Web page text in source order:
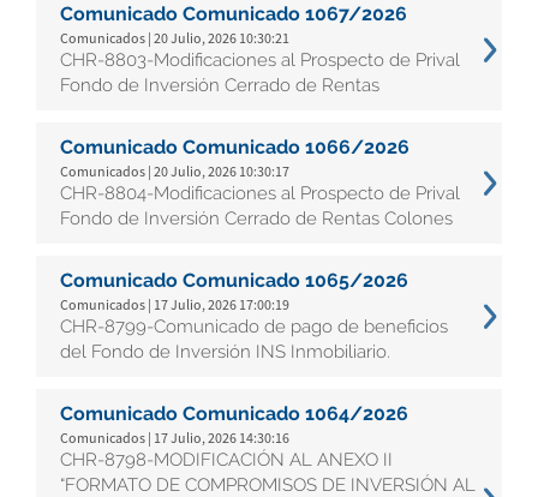
Comunicado Comunicado 1067/2026
Comunicados | 20 Julio, 2026 10:30:21
CHR-8803-Modificaciones al Prospecto de Prival
Fondo de Inversión Cerrado de Rentas
Comunicado Comunicado 1066/2026
Comunicados | 20 Julio, 2026 10:30:17
CHR-8804-Modificaciones al Prospecto de Prival
Fondo de Inversión Cerrado de Rentas Colones
Comunicado Comunicado 1065/2026
Comunicados | 17 Julio, 2026 17:00:19
CHR-8799-Comunicado de pago de beneficios
del Fondo de Inversión INS Inmobiliario.
Comunicado Comunicado 1064/2026
Comunicados | 17 Julio, 2026 14:30:16
CHR-8798-MODIFICACIÓN AL ANEXO II
“FORMATO DE COMPROMISOS DE INVERSIÓN AL